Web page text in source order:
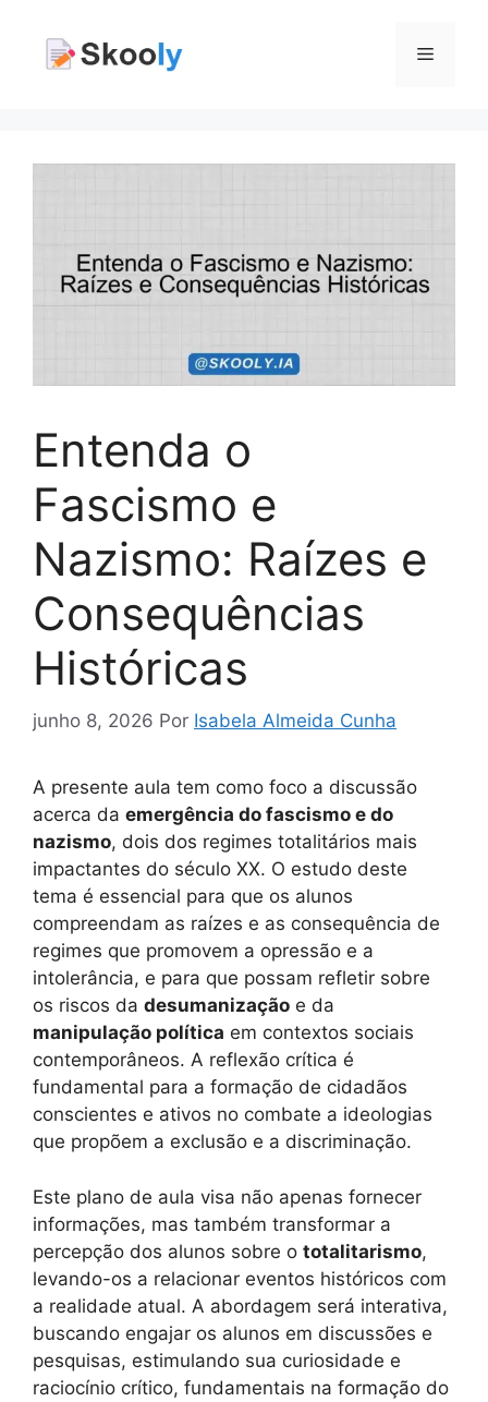
Menu
Entenda o
Fascismo e
Nazismo: Raízes e
Consequências
Históricas
junho 8, 2026 Por Isabela Almeida Cunha
A presente aula tem como foco a discussão
acerca da emergência do fascismo e do
nazismo, dois dos regimes totalitários mais
impactantes do século XX. O estudo deste
tema é essencial para que os alunos
compreendam as raízes e as consequência de
regimes que promovem a opressão e a
intolerância, e para que possam refletir sobre
os riscos da desumanização e da
manipulação política em contextos sociais
contemporâneos. A reflexão crítica é
fundamental para a formação de cidadãos
conscientes e ativos no combate a ideologias
que propõem a exclusão e a discriminação.
Este plano de aula visa não apenas fornecer
informações, mas também transformar a
percepção dos alunos sobre o totalitarismo,
levando-os a relacionar eventos históricos com
a realidade atual. A abordagem será interativa,
buscando engajar os alunos em discussões e
pesquisas, estimulando sua curiosidade e
raciocínio crítico, fundamentais na formação do